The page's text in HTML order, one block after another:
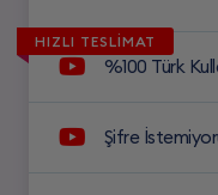
HIZLI TESLİMAT
%100 Türk
Şifre